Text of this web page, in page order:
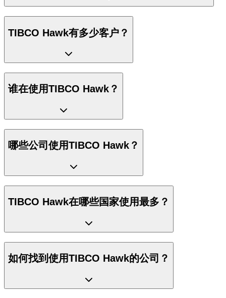
TIBCO Hawk有多少客户？
谁在使用TIBCO Hawk？
哪些公司使用TIBCO Hawk？
TIBCO Hawk在哪些国家使用最多？
如何找到使用TIBCO Hawk的公司？